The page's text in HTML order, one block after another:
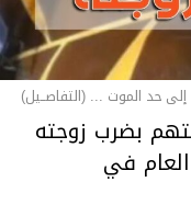
حد الموت ... (التفاصــيل)
بضرب زوجته
في